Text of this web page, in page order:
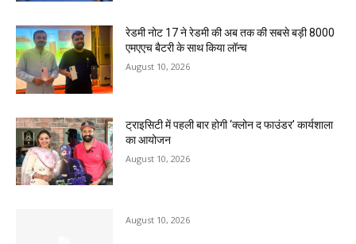
रेडमी नोट 17 ने रेडमी की अब तक की सबसे बड़ी 8000
एमएएच बैटरी के साथ किया लॉन्च
August 10, 2026
ट्राइसिटी में पहली बार होगी ‘क्लोन द फाउंडर’ कार्यशाला
का आयोजन
August 10, 2026
August 10, 2026